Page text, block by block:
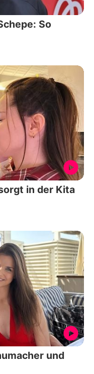
So
in der Kita
und